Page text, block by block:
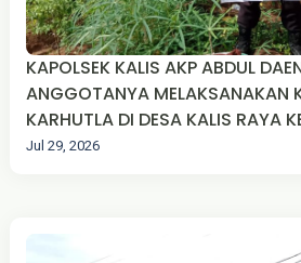
KAPOLSEK KALIS AKP ABDUL
ANGGOTANYA MELAKSANAKAN KAMPANYE
KARHUTLA DI DESA KALIS RAYA
KABUPATEN KAPUAS HULU.
Jul 29, 2026